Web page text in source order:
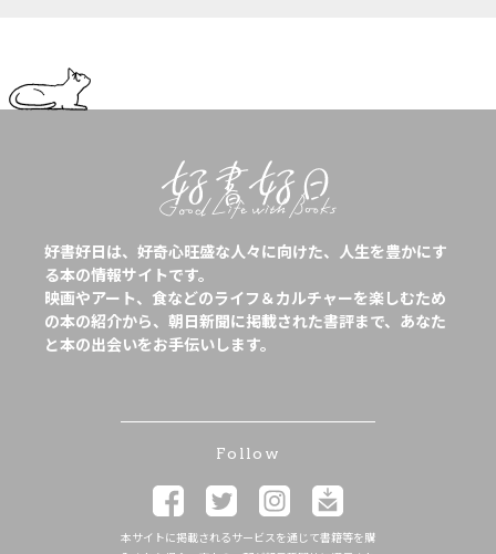
好書好日は、好奇心旺盛な人々に向けた、人生を豊かにす
る本の情報サイトです。
映画やアート、食などのライフ＆カルチャーを楽しむため
の本の紹介から、朝日新聞に掲載された書評まで、あなた
と本の出会いをお手伝いします。
Follow
本サイトに掲載されるサービスを通じて書籍等を購